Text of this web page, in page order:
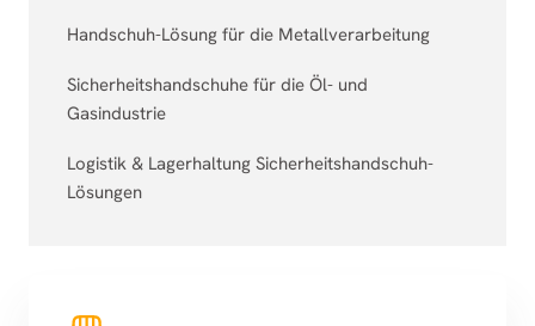
Handschuh-Lösung für die Metallverarbeitung
Sicherheitshandschuhe für die Öl- und
Gasindustrie
Logistik & Lagerhaltung Sicherheitshandschuh-
Lösungen